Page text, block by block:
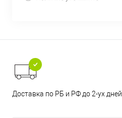
Доставка по РБ и РФ до 2-ух дней